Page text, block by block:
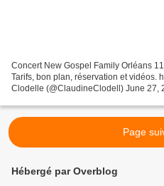
Concert New Gospel Family Orléans
Tarifs, bon plan, réservation et vidéos.
Clodelle (@ClaudineClodell) June 27,
Page
Hébergé par Overblog